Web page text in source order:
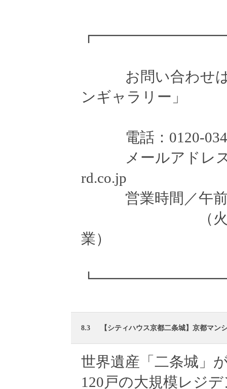
お問い合わせは
ンギャラリー」
電話：0120-
メールアドレス：
rd.co.jp
営業時間／午前
（火・水曜
業）
8.3 【シティハウス京都二条城】京都マ
世界遺産「二条城」
120戸の大規模レジ